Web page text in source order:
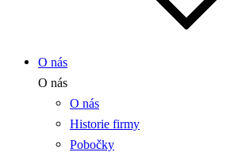
O nás
O nás
O nás
Historie firmy
Pobočky